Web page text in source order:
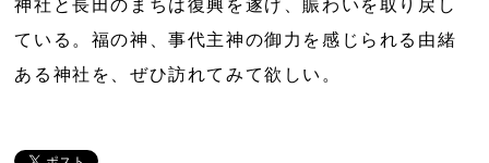
神社と長田のまちは復興を遂げ、賑わいを取り戻し
ている。福の神、事代主神の御力を感じられる由緒
ある神社を、ぜひ訪れてみて欲しい。